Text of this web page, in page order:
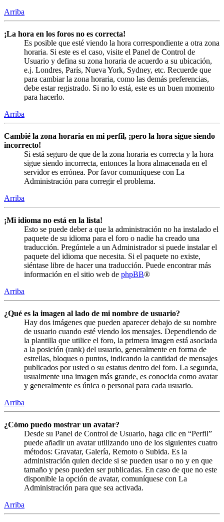
Arriba
¡La hora en los foros no es correcta!
Es posible que esté viendo la hora correspondiente a otra zona
horaria. Si este es el caso, visite el Panel de Control de
Usuario y defina su zona horaria de acuerdo a su ubicación,
e.j. Londres, París, Nueva York, Sydney, etc. Recuerde que
para cambiar la zona horaria, como las demás preferencias,
debe estar registrado. Si no lo está, este es un buen momento
para hacerlo.
Arriba
Cambié la zona horaria en mi perfil, ¡pero la hora sigue siendo
incorrecto!
Si está seguro de que de la zona horaria es correcta y la hora
sigue siendo incorrecta, entonces la hora almacenada en el
servidor es errónea. Por favor comuníquese con La
Administración para corregir el problema.
Arriba
¡Mi idioma no está en la lista!
Esto se puede deber a que la administración no ha instalado el
paquete de su idioma para el foro o nadie ha creado una
traducción. Pregúntele a un Administrador si puede instalar el
paquete del idioma que necesita. Si el paquete no existe,
siéntase libre de hacer una traducción. Puede encontrar más
información en el sitio web de phpBB®
Arriba
¿Qué es la imagen al lado de mi nombre de usuario?
Hay dos imágenes que pueden aparecer debajo de su nombre
de usuario cuando esté viendo los mensajes. Dependiendo de
la plantilla que utilice el foro, la primera imagen está asociada
a la posición (rank) del usuario, generalmente en forma de
estrellas, bloques o puntos, indicando la cantidad de mensajes
publicados por usted o su estatus dentro del foro. La segunda,
usualmente una imagen más grande, es conocida como avatar
y generalmente es única o personal para cada usuario.
Arriba
¿Cómo puedo mostrar un avatar?
Desde su Panel de Control de Usuario, haga clic en “Perfil”
puede añadir un avatar utilizando uno de los siguientes cuatro
métodos: Gravatar, Galería, Remoto o Subida. Es la
administración quien decide si se pueden usar o no y en que
tamaño y peso pueden ser publicadas. En caso de que no este
disponible la opción de avatar, comuníquese con La
Administración para que sea activada.
Arriba